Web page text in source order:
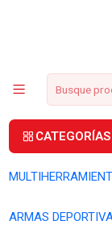
CATEGORÍAS
ARMAS
+56 2